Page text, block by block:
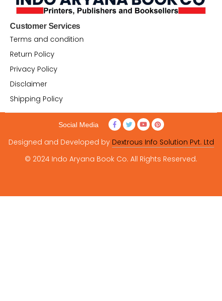
Customer Services
Terms and condition
Return Policy
Privacy Policy
Disclaimer
Shipping Policy
© 2024 Indo Aryana Book Co. All Rights Reserved.
Designed and Developed by Dextrous Info Solution Pvt. Ltd
Social Media